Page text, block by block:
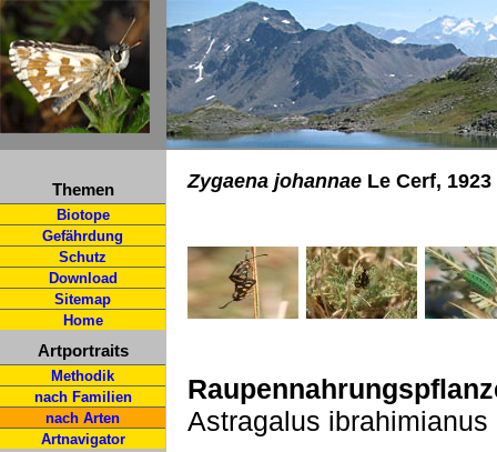
Themen
Biotope
Gefährdung
Schutz
Download
Sitemap
Home
Artportraits
Methodik
nach Familien
nach Arten
Artnavigator
Zygaena johannae Le Cerf, 1923
Astragalus ibrahimianus